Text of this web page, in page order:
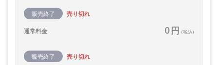
販売終了 売り切れ
通常料金 0 円 (税込)
販売終了 売り切れ